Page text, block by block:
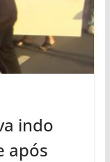
indo
após